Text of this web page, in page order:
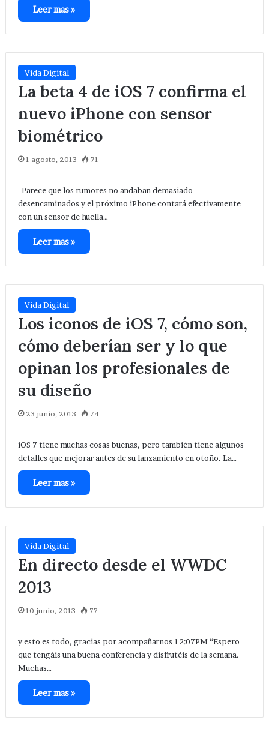
Leer mas »
Vida Digital
La beta 4 de iOS 7 confirma el
nuevo iPhone con sensor
biométrico
1 agosto, 2013 71
Parece que los rumores no andaban demasiado
desencaminados y el próximo iPhone contará efectivamente
con un sensor de huella…
Leer mas »
Vida Digital
Los iconos de iOS 7, cómo son,
cómo deberían ser y lo que
opinan los profesionales de
su diseño
23 junio, 2013 74
iOS 7 tiene muchas cosas buenas, pero también tiene algunos
detalles que mejorar antes de su lanzamiento en otoño. La…
Leer mas »
Vida Digital
En directo desde el WWDC
2013
10 junio, 2013 77
y esto es todo, gracias por acompañarnos 12:07PM “Espero
que tengáis una buena conferencia y disfrutéis de la semana.
Muchas…
Leer mas »